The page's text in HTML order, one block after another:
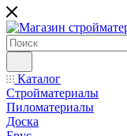
Каталог
Стройматериалы
Пиломатериалы
Доска